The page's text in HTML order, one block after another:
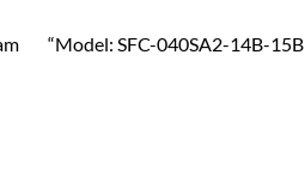
SFC-040SA2-14B-15B